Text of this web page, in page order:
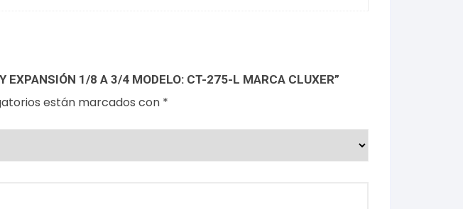
EXPANSIÓN 1/8 A 3/4 MODELO: CT-275-L MARCA CLUXER”
están marcados con *